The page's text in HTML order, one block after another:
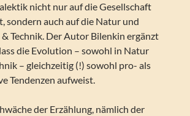
nicht nur auf die Gesellschaft
sondern auch auf die Natur und
Technik. Der Autor Bilenkin ergänzt
die Evolution – sowohl in Natur
– gleichzeitig (!) sowohl pro- als
Tendenzen aufweist.
der Erzählung, nämlich der